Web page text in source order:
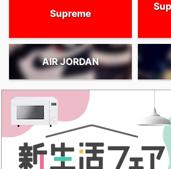
Supreme
AIR JORDAN